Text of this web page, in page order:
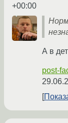
+00:00
А в
post-